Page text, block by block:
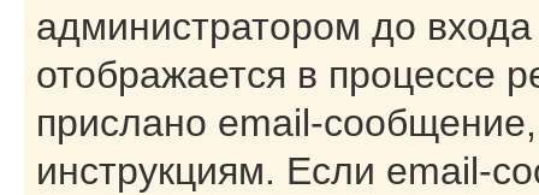
администратором до
отображается в процессе
прислано email-
инструкциям. Если email-